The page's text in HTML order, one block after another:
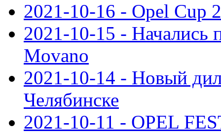
2021-10-16 - Opel Cup
2021-10-15 - Начались
Movano
2021-10-14 - Новый
Челябинске
2021-10-11 - OPEL